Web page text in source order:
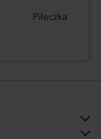
Piłeczka